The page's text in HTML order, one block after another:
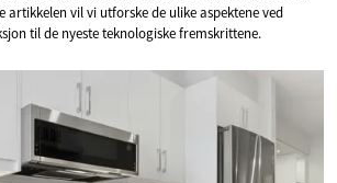
artikkelen vil vi utforske de ulike aspektene ved
til de nyeste teknologiske fremskrittene.